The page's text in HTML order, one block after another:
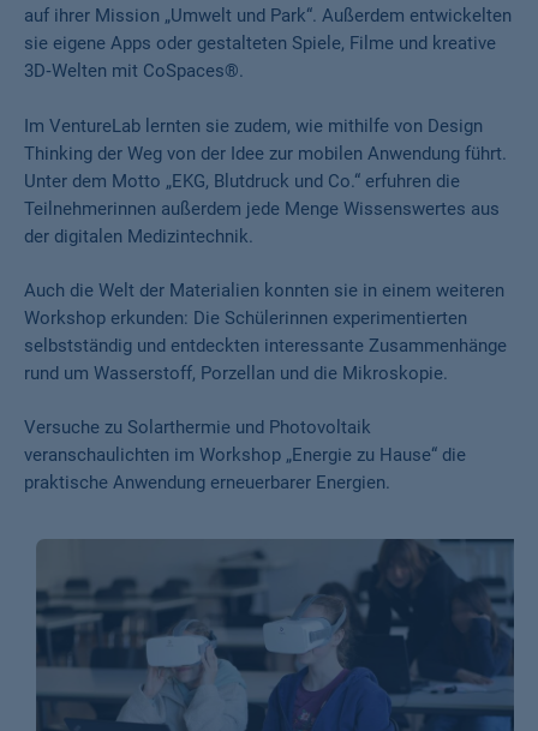
auf ihrer Mission „Umwelt und Park“. Außerdem entwickelten
sie eigene Apps oder gestalteten Spiele, Filme und kreative
3D‑Welten mit CoSpaces®.
Im VentureLab lernten sie zudem, wie mithilfe von Design
Thinking der Weg von der Idee zur mobilen Anwendung führt.
Unter dem Motto „EKG, Blutdruck und Co.“ erfuhren die
Teilnehmerinnen außerdem jede Menge Wissenswertes aus
der digitalen Medizintechnik.
Auch die Welt der Materialien konnten sie in einem weiteren
Workshop erkunden: Die Schülerinnen experimentierten
selbstständig und entdeckten interessante Zusammenhänge
rund um Wasserstoff, Porzellan und die Mikroskopie.
Versuche zu Solarthermie und Photovoltaik
veranschaulichten im Workshop „Energie zu Hause“ die
praktische Anwendung erneuerbarer Energien.